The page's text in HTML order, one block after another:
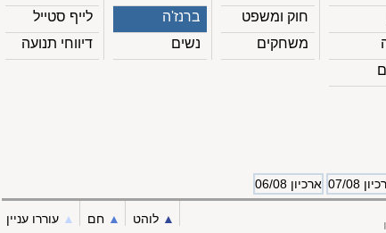
חוק ומשפט
משחקים
ברנז'ה
נשים
לייף סטייל
דיווחי תנועה
07/08 ארכיון 06/08
▲︎ לוהט ▲︎ חם ▲︎ עוררו עניין